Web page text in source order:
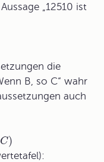
„12510 ist
die
B, so C“ wahr
auch
C)